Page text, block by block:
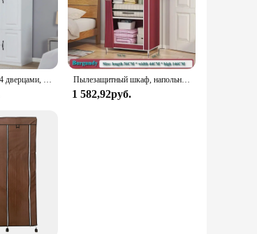
Шкаф-гардероб с 4 дверцами, шкафчик с 2 ящиками, деревянный белый, Вместительный шкаф для хранения Пылезащитный шкаф, напольный тканевый шкаф, многослойный складной органайзер, шкаф, большая вместительная мебель для хранения в спальне
1 582,92руб.